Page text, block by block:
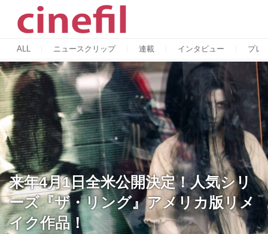
ALL ニュースクリップ 連載 インタビュー プレ
来年4月1日全米公開決定！人気シリ
ーズ『ザ・リング』アメリカ版リメ
イク作品！